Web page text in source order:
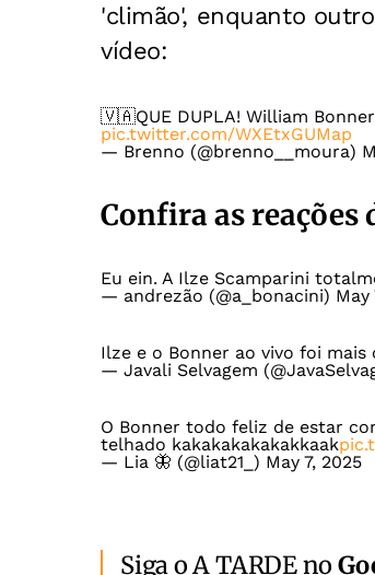
'climão', enquanto
vídeo:
🇻🇦QUE DUPLA! William
pic.twitter.com/WXEtxGUMap
— Brenno (@brenno__moura)
Confira as reações
Eu ein. A Ilze Scamparini
— andrezão (@a_bonacini) May
Ilze e o Bonner ao vivo foi mais
— Javali Selvagem
O Bonner todo feliz de estar
telhado kakakakakakakkaak
— Lia 🦋 (@liat21_) May 7, 2025
Siga o A TARDE no